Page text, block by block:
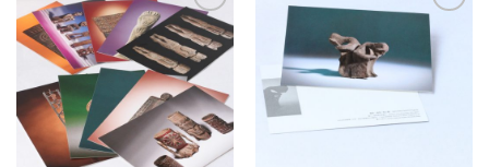
加入
「願
望輕
單」